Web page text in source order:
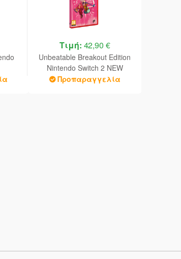
Τιμή: 42,90 €
Unbeatable Breakout Edition
Nintendo Switch 2 NEW
Προπαραγγελία